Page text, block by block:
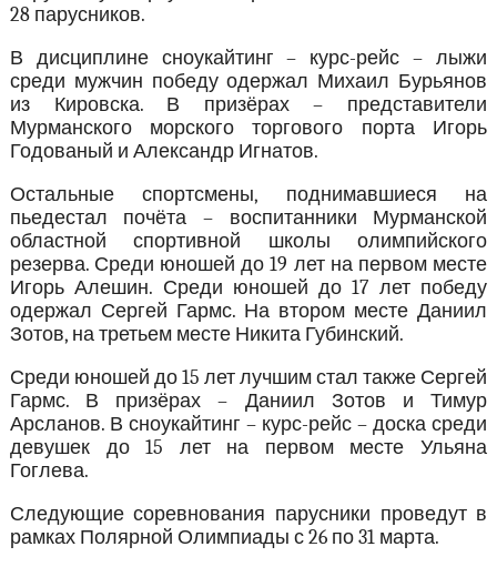
28 парусников.
В дисциплине сноукайтинг – курс-рейс – лыжи
среди мужчин победу одержал Михаил Бурьянов
из Кировска. В призёрах – представители
Мурманского морского торгового порта Игорь
Годованый и Александр Игнатов.
Остальные спортсмены, поднимавшиеся на
пьедестал почёта – воспитанники Мурманской
областной спортивной школы олимпийского
резерва. Среди юношей до 19 лет на первом месте
Игорь Алешин. Среди юношей до 17 лет победу
одержал Сергей Гармс. На втором месте Даниил
Зотов, на третьем месте Никита Губинский.
Среди юношей до 15 лет лучшим стал также Сергей
Гармс. В призёрах – Даниил Зотов и Тимур
Арсланов. В сноукайтинг – курс-рейс – доска среди
девушек до 15 лет на первом месте Ульяна
Гоглева.
Следующие соревнования парусники проведут в
рамках Полярной Олимпиады с 26 по 31 марта.